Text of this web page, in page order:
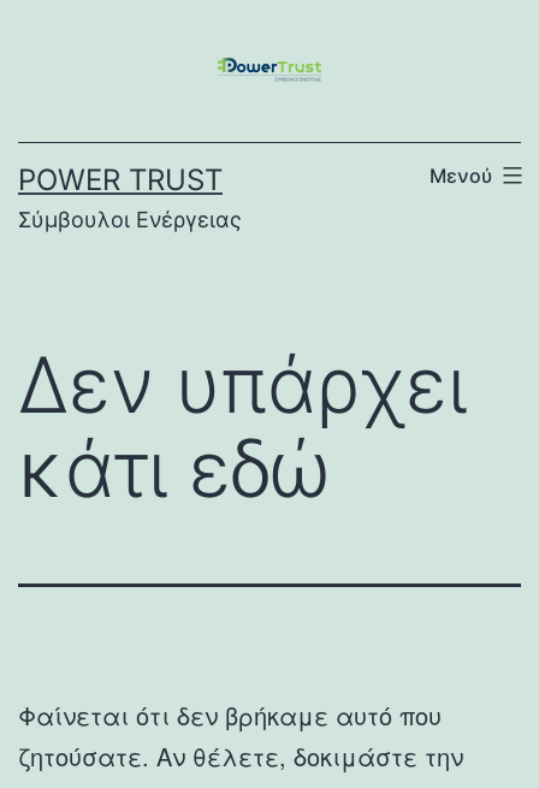
POWER TRUST
Σύμβουλοι Ενέργειας
Μενού
Δεν υπάρχει
κάτι εδώ
Φαίνεται ότι δεν βρήκαμε αυτό που
ζητούσατε. Αν θέλετε, δοκιμάστε την